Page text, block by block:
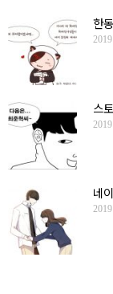
한
스
네